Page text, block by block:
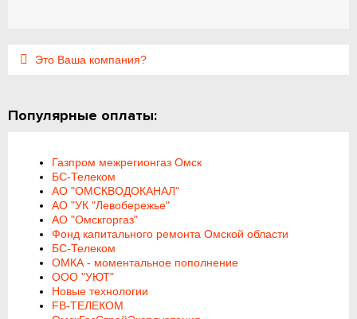
Это Ваша компания?
Популярные оплаты:
Газпром межрегионгаз Омск
БС-Телеком
АО "ОМСКВОДОКАНАЛ"
АО "УК "Левобережье"
АО "Омскгоргаз"
Фонд капитального ремонта Омской области
БС-Телеком
ОМКА - моментальное пополнение
ООО "УЮТ"
Новые технологии
FB-ТЕЛЕКОМ